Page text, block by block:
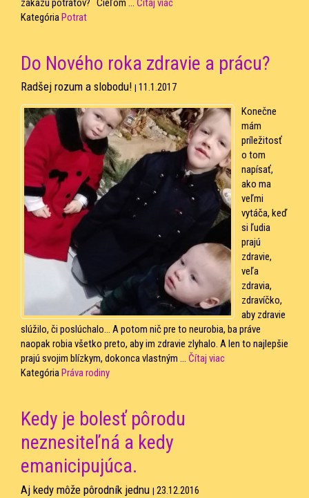
Kategória Potrat
Do Nového roka zdravie a prácu?
Radšej rozum a slobodu! | 11.1.2017
Konečne
mám
príležitosť
o tom
napísať,
ako ma
veľmi
vytáča, keď
si ľudia
prajú
zdravie,
veľa
zdravia,
zdravíčko,
aby zdravie
slúžilo, či poslúchalo… A potom nič pre to neurobia, ba práve
naopak robia všetko preto, aby im zdravie zlyhalo. A len to najlepšie
prajú svojim blízkym, dokonca vlastným ... Čítaj viac
KategóriaPráva rodiny
Kedy je bolesť pôrodu
neznesiteľná a kedy
emanicipujúca.
Aj kedy môže pôrodník jednu | 23.12.2016